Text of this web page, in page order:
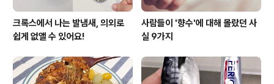
크록스에서 나는 발냄새, 의외로
쉽게 없앨 수 있어요!
사람들이 '향수'에 대해 몰랐던 사
실 9가지